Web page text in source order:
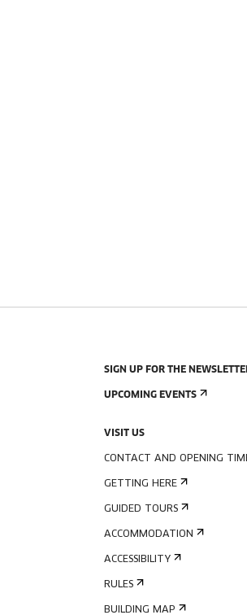
SIGN UP FOR THE
UPCOMING EVENTS
VISIT US
CONTACT AND OPENING
GETTING HERE
GUIDED TOURS
ACCOMMODATION
ACCESSIBILITY
RULES
BUILDING MAP